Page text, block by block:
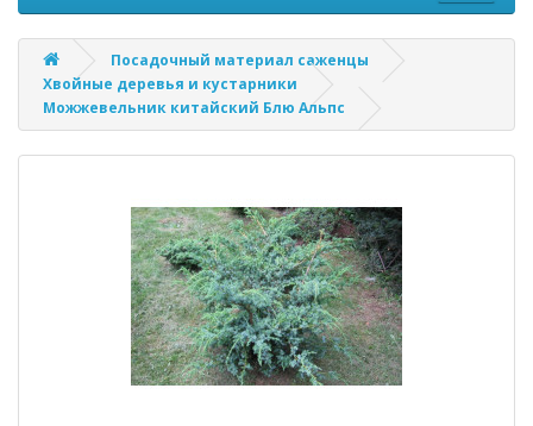
Посадочный материал саженцы
Хвойные деревья и кустарники
Можжевельник китайский Блю Альпс